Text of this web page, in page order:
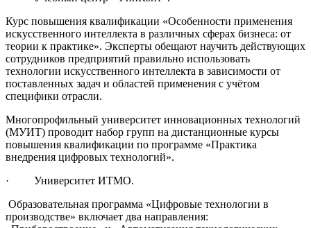
Курс повышения квалификации «Особенности применения
искусственного интеллекта в различных сферах бизнеса: от
теории к практике». Эксперты обещают научить действующих
сотрудников предприятий правильно использовать
технологии искусственного интеллекта в зависимости от
поставленных задач и областей применения с учётом
специфики отрасли.
Многопрофильный университет инновационных технологий
(МУИТ) проводит набор групп на дистанционные курсы
повышения квалификации по программе «Практика
внедрения цифровых технологий».
· Университет ИТМО.
Образовательная программа «Цифровые технологии в
производстве» включает два направления: